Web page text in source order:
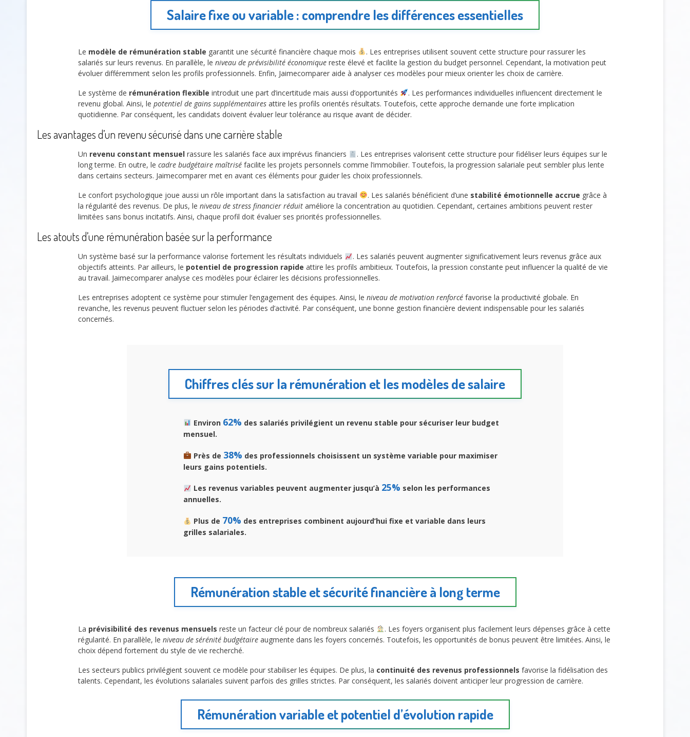
Salaire fixe ou variable : comprendre les différences essentielles
Le modèle de rémunération stable garantit une sécurité financière chaque mois
. Les entreprises utilisent souvent cette structure pour rassurer les
salariés sur leurs revenus. En parallèle, le niveau de prévisibilité économique reste élevé et facilite la gestion du budget personnel. Cependant, la motivation peut
évoluer différemment selon les profils professionnels. Enfin, Jaimecomparer aide à analyser ces modèles pour mieux orienter les choix de carrière.
Le système de rémunération flexible introduit une part d’incertitude mais aussi d’opportunités
. Les performances individuelles influencent directement le
revenu global. Ainsi, le potentiel de gains supplémentaires attire les profils orientés résultats. Toutefois, cette approche demande une forte implication
quotidienne. Par conséquent, les candidats doivent évaluer leur tolérance au risque avant de décider.
Les avantages d’un revenu sécurisé dans une carrière stable
Un revenu constant mensuel rassure les salariés face aux imprévus financiers
. Les entreprises valorisent cette structure pour fidéliser leurs équipes sur le
long terme. En outre, le cadre budgétaire maîtrisé facilite les projets personnels comme l’immobilier. Toutefois, la progression salariale peut sembler plus lente
dans certains secteurs. Jaimecomparer met en avant ces éléments pour guider les choix professionnels.
Le confort psychologique joue aussi un rôle important dans la satisfaction au travail
. Les salariés bénéficient d’une stabilité émotionnelle accrue grâce à
la régularité des revenus. De plus, le niveau de stress financier réduit améliore la concentration au quotidien. Cependant, certaines ambitions peuvent rester
limitées sans bonus incitatifs. Ainsi, chaque profil doit évaluer ses priorités professionnelles.
Les atouts d’une rémunération basée sur la performance
Un système basé sur la performance valorise fortement les résultats individuels
. Les salariés peuvent augmenter significativement leurs revenus grâce aux
objectifs atteints. Par ailleurs, le potentiel de progression rapide attire les profils ambitieux. Toutefois, la pression constante peut influencer la qualité de vie
au travail. Jaimecomparer analyse ces modèles pour éclairer les décisions professionnelles.
Les entreprises adoptent ce système pour stimuler l’engagement des équipes. Ainsi, le niveau de motivation renforcé favorise la productivité globale. En
revanche, les revenus peuvent fluctuer selon les périodes d’activité. Par conséquent, une bonne gestion financière devient indispensable pour les salariés
concernés.
Chiffres clés sur la rémunération et les modèles de salaire
Environ 62% des salariés privilégient un revenu stable pour sécuriser leur budget
mensuel.
Près de 38% des professionnels choisissent un système variable pour maximiser
leurs gains potentiels.
Les revenus variables peuvent augmenter jusqu’à 25% selon les performances
annuelles.
Plus de 70% des entreprises combinent aujourd’hui fixe et variable dans leurs
grilles salariales.
Rémunération stable et sécurité financière à long terme
La prévisibilité des revenus mensuels reste un facteur clé pour de nombreux salariés
. Les foyers organisent plus facilement leurs dépenses grâce à cette
régularité. En parallèle, le niveau de sérénité budgétaire augmente dans les foyers concernés. Toutefois, les opportunités de bonus peuvent être limitées. Ainsi, le
choix dépend fortement du style de vie recherché.
Les secteurs publics privilégient souvent ce modèle pour stabiliser les équipes. De plus, la continuité des revenus professionnels favorise la fidélisation des
talents. Cependant, les évolutions salariales suivent parfois des grilles strictes. Par conséquent, les salariés doivent anticiper leur progression de carrière.
Rémunération variable et potentiel d’évolution rapide